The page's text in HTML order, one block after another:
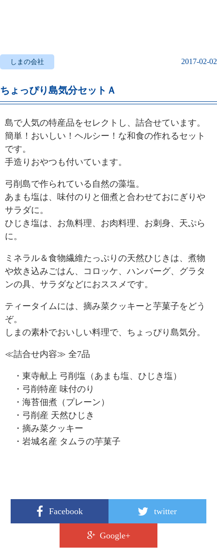
しまの会社 2017-02-02
ちょっぴり島気分セットＡ
島で人気の特産品をセレクトし、詰合せています。
簡単！おいしい！ヘルシー！な和食の作れるセット
です。
手造りおやつも付いています。
弓削島で作られている自然の藻塩。
あまも塩は、味付のりと佃煮と合わせておにぎりや
サラダに。
ひじき塩は、お魚料理、お肉料理、お刺身、天ぷら
に。
ミネラル＆食物繊維たっぷりの天然ひじきは、煮物
や炊き込みごはん、コロッケ、ハンバーグ、グラタ
ンの具、サラダなどにおススメです。
ティータイムには、摘み菜クッキーと芋菓子をどう
ぞ。
しまの素朴でおいしい料理で、ちょっぴり島気分。
≪詰合せ内容≫ 全7品
・東寺献上 弓削塩（あまも塩、ひじき塩）
・弓削特産 味付のり
・海苔佃煮（プレーン）
・弓削産 天然ひじき
・摘み菜クッキー
・岩城名産 タムラの芋菓子
Facebook twitter
Google+